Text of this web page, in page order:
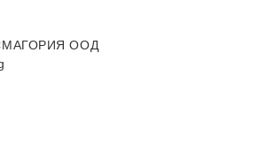
ООД